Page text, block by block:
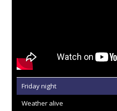
Friday night
Weather alive